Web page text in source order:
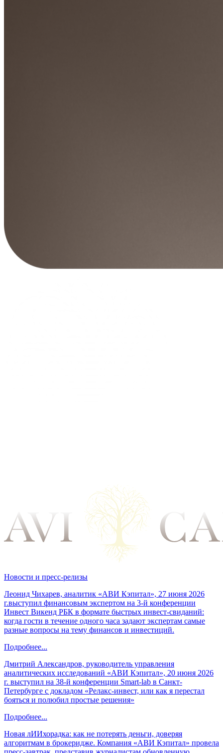
Новости и пресс-релизы
Леонид Чихарев, аналитик «АВИ Кэпитал», 27 июня 2026
г.выступил финансовым экспертом на 3-й конференции
Инвест Викенд РБК в формате быстрых инвест-свиданий:
когда гости в течение одного часа задают экспертам самые
разные вопросы на тему финансов и инвестиций.
Подробнее...
Дмитрий Александров, руководитель управления
аналитических исследований «АВИ Кэпитал», 20 июня 2026
г. выступил на 38-й конференции Smart-lab в Санкт-
Петербурге с докладом «Релакс-инвест, или как я перестал
бояться и полюбил простые решения»
Подробнее...
Новая лИИхорадка: как не потерять деньги, доверяя
алгоритмам в брокеридже. Компания «АВИ Кэпитал» провела